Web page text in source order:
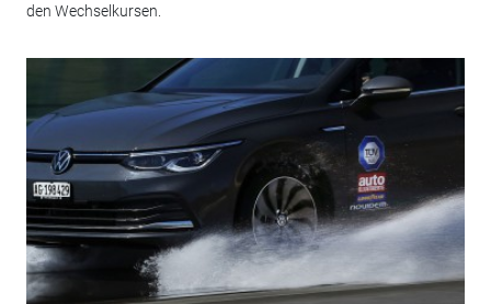
den Wechselkursen.